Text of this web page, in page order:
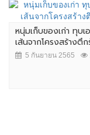
หนุ่มเก็บของเก่า ทุบเ
เส้นจากโครงสร้างตึก
5 กันยายน 2565